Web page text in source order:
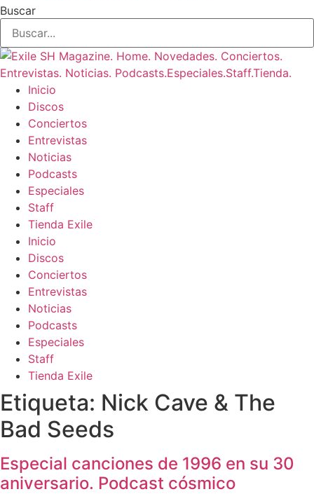
Buscar
Inicio
Discos
Conciertos
Entrevistas
Noticias
Podcasts
Especiales
Staff
Tienda Exile
Inicio
Discos
Conciertos
Entrevistas
Noticias
Podcasts
Especiales
Staff
Tienda Exile
Etiqueta: Nick Cave & The
Bad Seeds
Especial canciones de 1996 en su 30
aniversario. Podcast cósmico